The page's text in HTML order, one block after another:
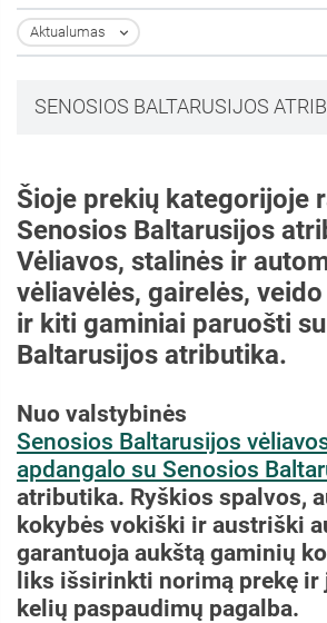
SENOSIOS BALTARUSIJOS
Aktualumas 
Šioje prekių kategorijoje
Senosios Baltarusijos
Vėliavos, stalinės ir
vėliavėlės, gairelės,
ir kiti gaminiai paruošti
Baltarusijos atributika.
Nuo valstybinės
Senosios Baltarusijos
apdangalo su Senosios
atributika. Ryškios spalvos,
kokybės vokiški ir austriški
garantuoja aukštą gaminių
liks išsirinkti norimą prekę ir
kelių paspaudimų pagalba.